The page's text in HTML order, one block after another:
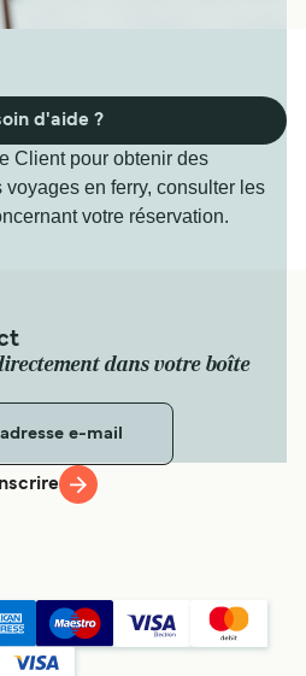
Client pour obtenir des
en ferry, consulter les
votre réservation.
d'aide ?
dans votre boîte